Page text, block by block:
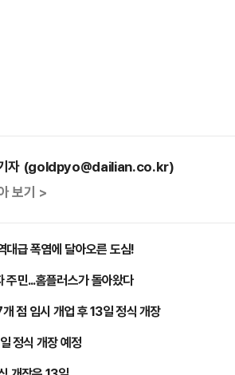
자 (goldpyo@dailian.co.kr)
보기 >
대급 폭염에 달아오른 도심!
주민...홈플러스가 돌아왔다
점 임시 개업 후 13일 정식 개장
정식 개장 예정